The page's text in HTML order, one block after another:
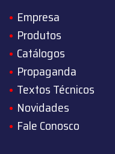
Empresa
Produtos
Catálogos
Propaganda
Textos Técnicos
Novidades
Fale Conosco